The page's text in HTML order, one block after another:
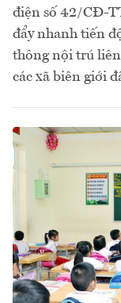
điện số 42/CĐ-
đẩy nhanh tiến
thông nội trú liên
các xã biên giới